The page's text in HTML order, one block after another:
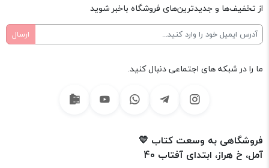
از تخفیف‌ها و جدیدترین‌های فروشگاه باخبر شوید
ما را در شبکه های اجتماعی دنبال کنید.
فروشگاهی به وسعت کتاب 💛
آمل، خ هراز، ابتدای آفتاب 40